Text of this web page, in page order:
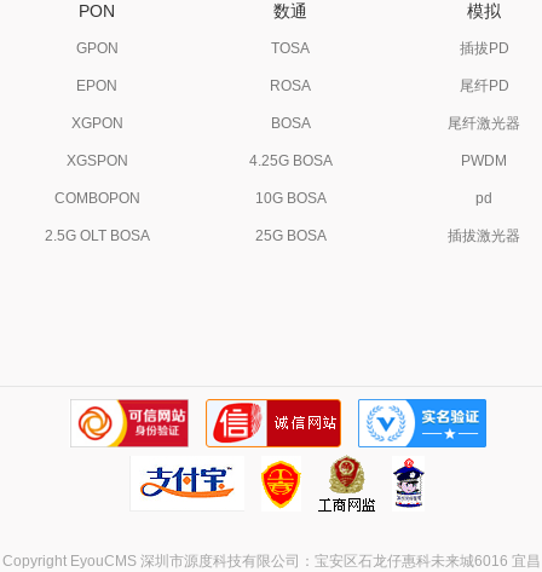
PON
GPON
EPON
XGPON
XGSPON
COMBOPON
2.5G OLT BOSA
数通
TOSA
ROSA
BOSA
4.25G BOSA
10G BOSA
25G BOSA
模拟
插拔PD
尾纤PD
尾纤激光器
PWDM
pd
插拔激光器
Copyright EyouCMS 深圳市源度科技有限公司：宝安区石龙仔惠科未来城6016 宜昌